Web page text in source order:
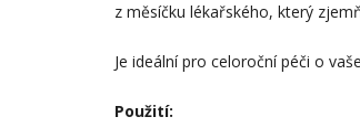
z měsíčku lékařského, který
Je ideální pro celoroční péči o
Použití: